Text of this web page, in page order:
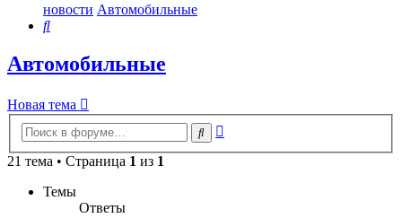
новости Автомобильные
Поиск
Автомобильные
Новая тема
Поиск
21 тема • Страница 1 из 1
Темы
Ответы